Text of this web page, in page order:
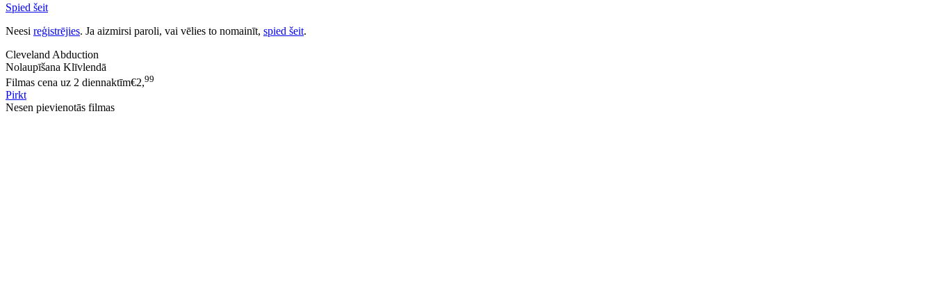
Spied šeit
Neesi reģistrējies. Ja aizmirsi paroli, vai vēlies to nomainīt, spied šeit.
Cleveland Abduction
Nolaupīšana Klīvlendā
Filmas cena uz 2 diennaktīm€2,99
Pirkt
Nesen pievienotās filmas